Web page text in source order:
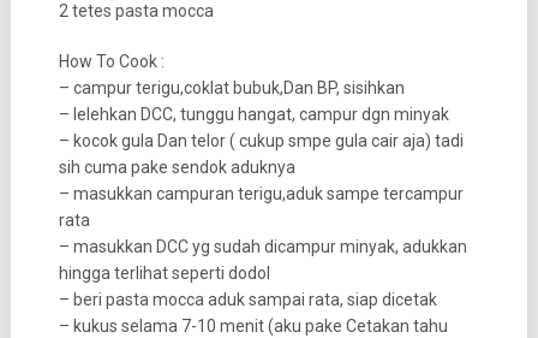
2 tetes pasta mocca
How To Cook :
– campur terigu,coklat bubuk,Dan BP, sisihkan
– lelehkan DCC, tunggu hangat, campur dgn minyak
– kocok gula Dan telor ( cukup smpe gula cair aja) tadi
sih cuma pake sendok aduknya
– masukkan campuran terigu,aduk sampe tercampur
rata
– masukkan DCC yg sudah dicampur minyak, adukkan
hingga terlihat seperti dodol
– beri pasta mocca aduk sampai rata, siap dicetak
– kukus selama 7-10 menit (aku pake Cetakan tahu